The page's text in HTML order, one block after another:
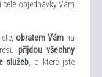
objednávky Vám
obratem Vámna
přijdou všechny
služeb , o které jste